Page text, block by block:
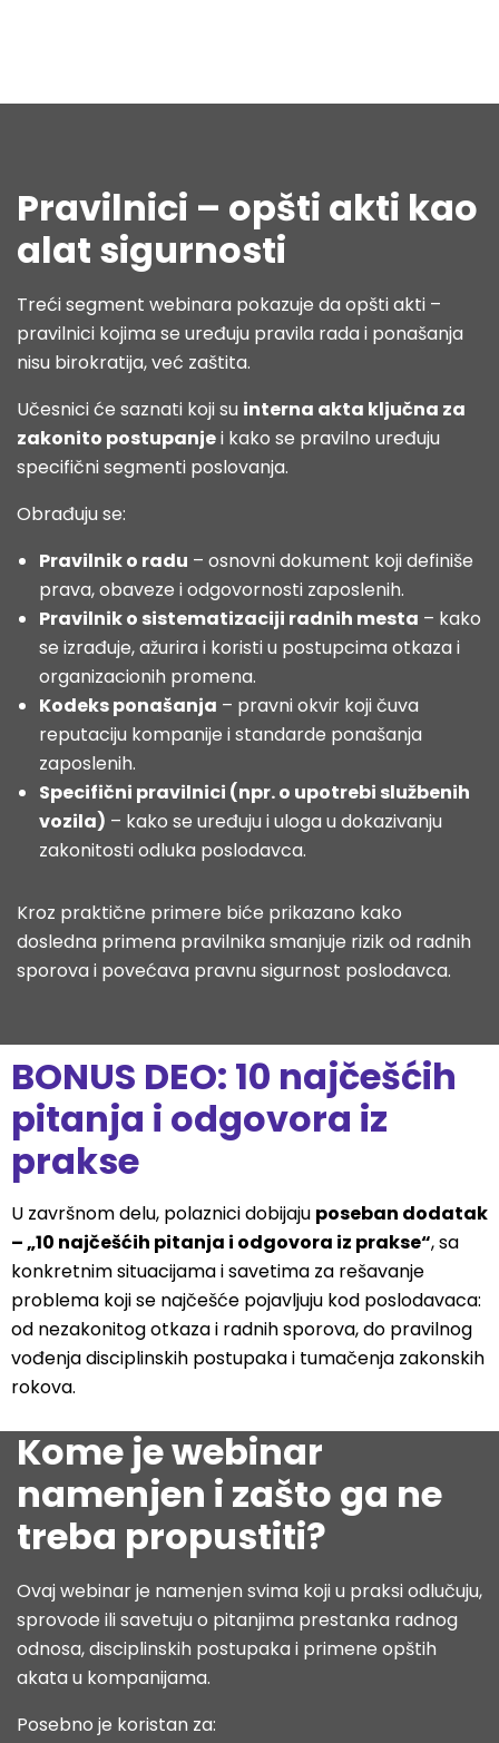
Pravilnici – opšti akti kao
alat sigurnosti
Treći segment webinara pokazuje da opšti akti –
pravilnici kojima se uređuju pravila rada i ponašanja
nisu birokratija, već zaštita.
Učesnici će saznati koji su interna akta ključna za
zakonito postupanjei kako se pravilno uređuju
specifični segmenti poslovanja.
Obrađuju se:
Pravilnik o radu – osnovni dokument koji definiše
prava, obaveze i odgovornosti zaposlenih.
Pravilnik o sistematizaciji radnih mesta – kako
se izrađuje, ažurira i koristi u postupcima otkaza i
organizacionih promena.
Kodeks ponašanja – pravni okvir koji čuva
reputaciju kompanije i standarde ponašanja
zaposlenih.
Specifični pravilnici (npr. o upotrebi službenih
vozila) – kako se uređuju i uloga u dokazivanju
zakonitosti odluka poslodavca.
Kroz praktične primere biće prikazano kako
dosledna primena pravilnika smanjuje rizik od radnih
sporova i povećava pravnu sigurnost poslodavca.
BONUS DEO: 10 najčešćih
pitanja i odgovora iz
prakse
U završnom delu, polaznici dobijaju poseban dodatak
– „10 najčešćih pitanja i odgovora iz prakse“, sa
konkretnim situacijama i savetima za rešavanje
problema koji se najčešće pojavljuju kod poslodavaca:
od nezakonitog otkaza i radnih sporova, do pravilnog
vođenja disciplinskih postupaka i tumačenja zakonskih
rokova.
Kome je webinar
namenjen i zašto ga ne
treba propustiti?
Ovaj webinar je namenjen svima koji u praksi odlučuju,
sprovode ili savetuju o pitanjima prestanka radnog
odnosa, disciplinskih postupaka i primene opštih
akata u kompanijama.
Posebno je koristan za: